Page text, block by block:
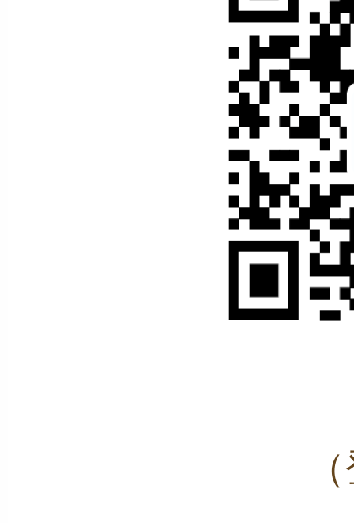
（登记成